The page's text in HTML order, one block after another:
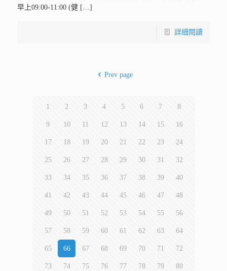
早上09:00-11:00 (健[…]
詳細閱讀
Prev page
1 2 3 4 5 6 7 8
9 10 11 12 13 14 15 16
17 18 19 20 21 22 23 24
25 26 27 28 29 30 31 32
33 34 35 36 37 38 39 40
41 42 43 44 45 46 47 48
49 50 51 52 53 54 55 56
57 58 59 60 61 62 63 64
65 66 67 68 69 70 71 72
73 74 75 76 77 78 79 80